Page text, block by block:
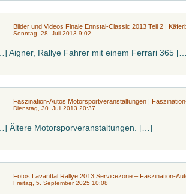
Bilder und Videos Finale Ennstal-Classic 2013 Teil 2 |
Sonntag, 28. Juli 2013 9:02
Aigner, Rallye Fahrer mit einem Ferrari 365
Faszination-Autos Motorsportveranstaltungen |
Dienstag, 30. Juli 2013 20:37
Ältere Motorsporveranstaltungen. […]
Fotos Lavanttal Rallye 2013 Servicezone – Faszination-
Freitag, 5. September 2025 10:08